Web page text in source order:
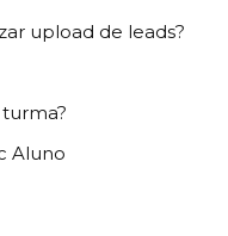
upload de leads?
Aluno